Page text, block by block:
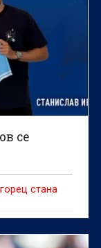
се
стана